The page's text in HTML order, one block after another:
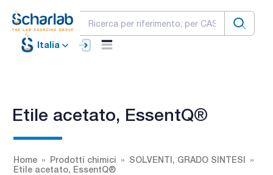
Italia
Etile acetato, EssentQ®
Home Prodotti chimici
SOLVENTI, GRADO SINTESI
Etile acetato, EssentQ®